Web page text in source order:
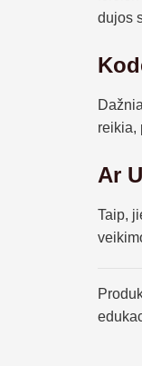
dujos
reikia,
Ar
Taip,